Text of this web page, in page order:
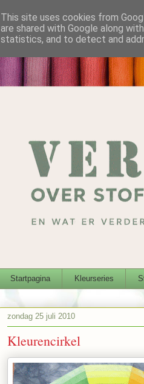
Startpagina Kleurseries
zondag 25 juli 2010
Kleurencirkel
This site uses cookies from
are shared with Google along
statistics, and to detect and